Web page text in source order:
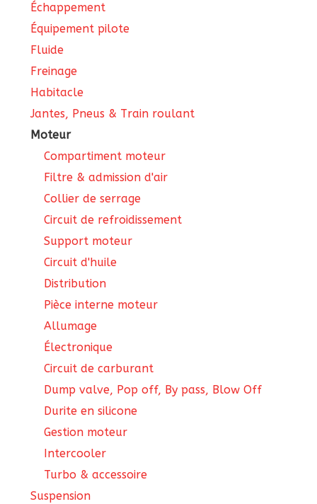
Échappement
Équipement pilote
Fluide
Freinage
Habitacle
Jantes, Pneus & Train roulant
Moteur
Compartiment moteur
Filtre & admission d'air
Collier de serrage
Circuit de refroidissement
Support moteur
Circuit d'huile
Distribution
Pièce interne moteur
Allumage
Électronique
Circuit de carburant
Dump valve, Pop off, By pass, Blow Off
Durite en silicone
Gestion moteur
Intercooler
Turbo & accessoire
Suspension